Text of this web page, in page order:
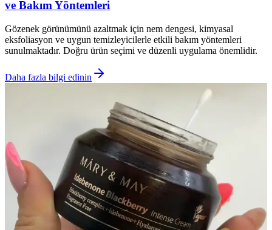
ve Bakım Yöntemleri
Gözenek görünümünü azaltmak için nem dengesi, kimyasal
eksfoliasyon ve uygun temizleyicilerle etkili bakım yöntemleri
sunulmaktadır. Doğru ürün seçimi ve düzenli uygulama önemlidir.
Daha fazla bilgi edinin